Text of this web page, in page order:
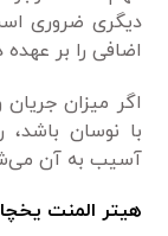
دیگری ضروری
اضافی را بر
اگر میزان
با نوسان باشد،
آسیب به آن
هیتر المنت